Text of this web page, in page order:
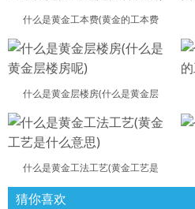
什么是黄金工本费(黄金的工本费
什么是黄金层楼房(什么是黄金层
什么是黄金工法工艺(黄金工艺是
猜你喜欢